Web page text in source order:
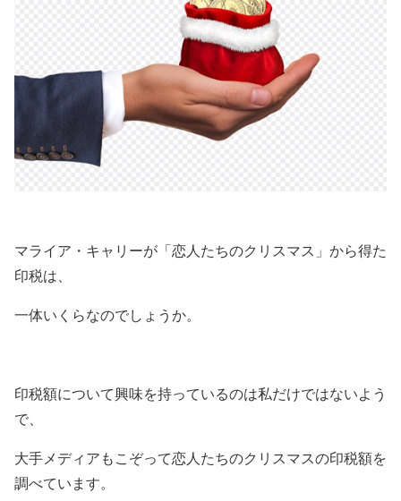
マライア・キャリーが「恋人たちのクリスマス」から得た
印税は、
一体いくらなのでしょうか。
印税額について興味を持っているのは私だけではないよう
で、
大手メディアもこぞって恋人たちのクリスマスの印税額を
調べています。